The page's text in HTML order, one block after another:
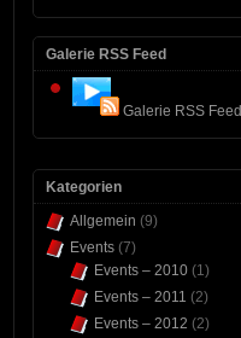
Galerie RSS Feed
Galerie RSS Feed
Kategorien
Allgemein (9)
Events (7)
Events – 2010 (1)
Events – 2011 (2)
Events – 2012 (2)